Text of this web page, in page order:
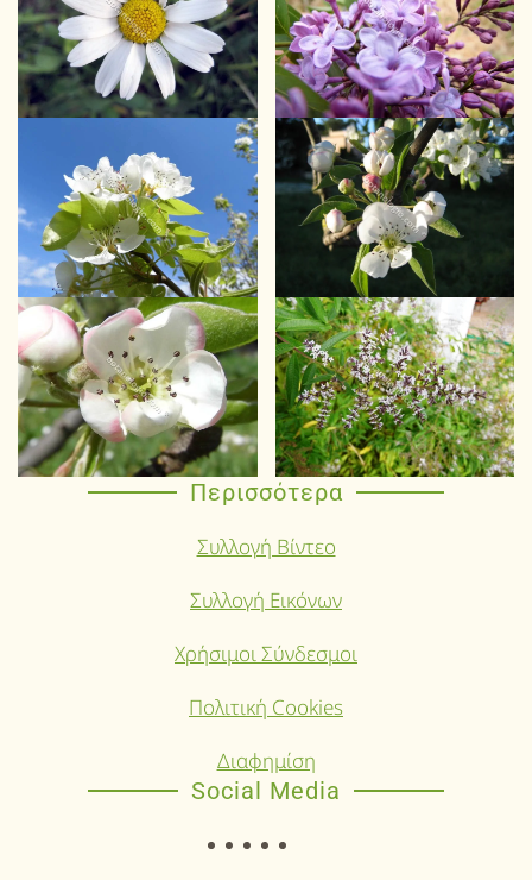
Περισσότερα
Συλλογή Βίντεο
Συλλογή Εικόνων
Χρήσιμοι Σύνδεσμοι
Πολιτική Cookies
Διαφημίση
Social Media